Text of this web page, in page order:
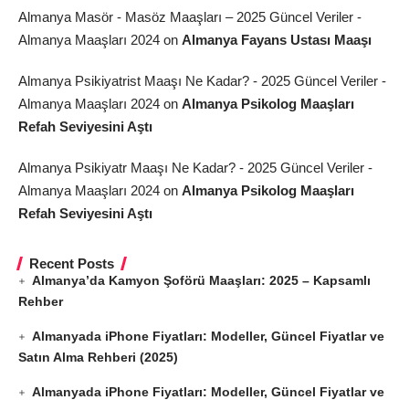
Almanya Masör - Masöz Maaşları – 2025 Güncel Veriler -
Almanya Maaşları 2024 on Almanya Fayans Ustası Maaşı
Almanya Psikiyatrist Maaşı Ne Kadar? - 2025 Güncel Veriler -
Almanya Maaşları 2024 on Almanya Psikolog Maaşları
Refah Seviyesini Aştı
Almanya Psikiyatr Maaşı Ne Kadar? - 2025 Güncel Veriler -
Almanya Maaşları 2024 on Almanya Psikolog Maaşları
Refah Seviyesini Aştı
Recent Posts
Almanya’da Kamyon Şoförü Maaşları: 2025 – Kapsamlı
Rehber
Almanyada iPhone Fiyatları: Modeller, Güncel Fiyatlar ve
Satın Alma Rehberi (2025)
Almanyada iPhone Fiyatları: Modeller, Güncel Fiyatlar ve